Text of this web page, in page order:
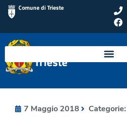
Comune di Trieste
Polizia Locale di
Trieste
7 Maggio 2018 Categorie: